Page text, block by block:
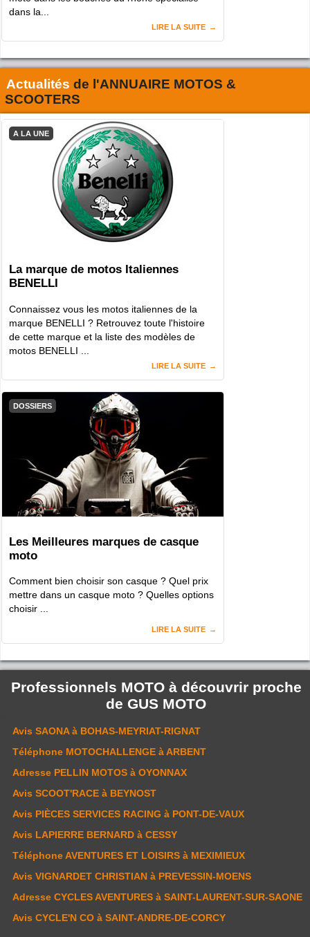
dans la...
LIRE LA SUITE
Actualités de l'ANNUAIRE MOTOS &
SCOOTERS
A LA UNE
La marque de motos Italiennes
BENELLI
Connaissez vous les motos italiennes de la
marque BENELLI ? Retrouvez toute l'histoire
de cette marque et la liste des modèles de
motos BENELLI ...
LIRE LA SUITE
DOSSIERS
Les Meilleures marques de casque
moto
Comment bien choisir son casque ? Quel prix
mettre dans un casque moto ? Quelles options
choisir ...
LIRE LA SUITE
Professionnels MOTO à découvrir proche
de GUS MOTO
Avis SAONAà BOHAS-MEYRIAT-RIGNAT
Téléphone MOTOCHALLENGE à ARBENT
Adresse PELLIN MOTOS à OYONNAX
Avis SCOOT'RACE à BEYNOST
Avis PIÈCES SERVICES RACING à PONT-DE-VAUX
Avis LAPIERRE BERNARD à CESSY
TéléphoneAVENTURES ET LOISIRS à MEXIMIEUX
Avis VIGNARDET CHRISTIAN à PREVESSIN-MOENS
Adresse CYCLES AVENTURES à SAINT-LAURENT-SUR-SAONE
Avis CYCLE'N CO à SAINT-ANDRE-DE-CORCY